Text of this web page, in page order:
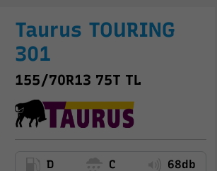
Taurus TOURING
301
155/70R13 75T TL
D C 68db